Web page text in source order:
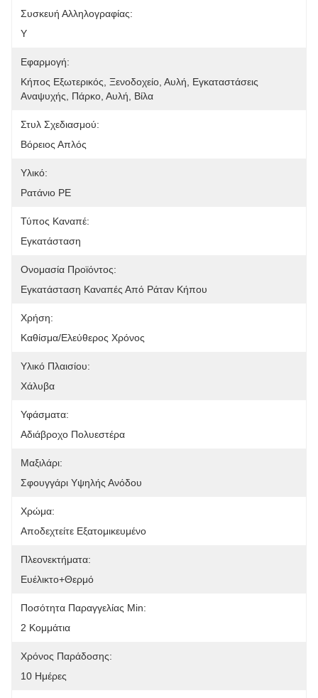
Συσκευή Αλληλογραφίας:
Y
Εφαρμογή:
Κήπος Εξωτερικός, Ξενοδοχείο, Αυλή, Εγκαταστάσεις
Αναψυχής, Πάρκο, Αυλή, Βίλα
Στυλ Σχεδιασμού:
Βόρειος Απλός
Υλικό:
Ρατάνιο PE
Τύπος Καναπέ:
Εγκατάσταση
Ονομασία Προϊόντος:
Εγκατάσταση Καναπές Από Ράταν Κήπου
Χρήση:
Καθίσμα/ελεύθερος Χρόνος
Υλικό Πλαισίου:
Χάλυβα
Υφάσματα:
Αδιάβροχο Πολυεστέρα
Μαξιλάρι:
Σφουγγάρι Υψηλής Ανόδου
Χρώμα:
Αποδεχτείτε Εξατομικευμένο
Πλεονεκτήματα:
Ευέλικτο+θερμό
Ποσότητα Παραγγελίας Min:
2 Κομμάτια
Χρόνος Παράδοσης:
10 Ημέρες